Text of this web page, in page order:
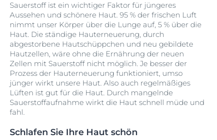
Sauerstoff ist ein wichtiger Faktor für jüngeres
Aussehen und schönere Haut. 95 % der frischen Luft
nimmt unser Körper über die Lunge auf, 5 % über die
Haut. Die ständige Hauterneuerung, durch
abgestorbene Hautschüppchen und neu gebildete
Hautzellen, wäre ohne die Ernährung der neuen
Zellen mit Sauerstoff nicht möglich. Je besser der
Prozess der Hauterneuerung funktioniert, umso
jünger wirkt unsere Haut. Also auch regelmäßiges
Lüften ist gut für die Haut. Durch mangelnde
Sauerstoffaufnahme wirkt die Haut schnell müde und
fahl.
Schlafen Sie Ihre Haut schön